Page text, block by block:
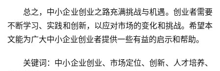
总之，中小企业创业之路充满挑战与机遇。创业者需要
不断学习、实践和创新，以应对市场的变化和挑战。希望本
文能为广大中小企业创业者提供一些有益的启示和帮助。
关键词：中小企业创业、市场定位、创新、人才培养、